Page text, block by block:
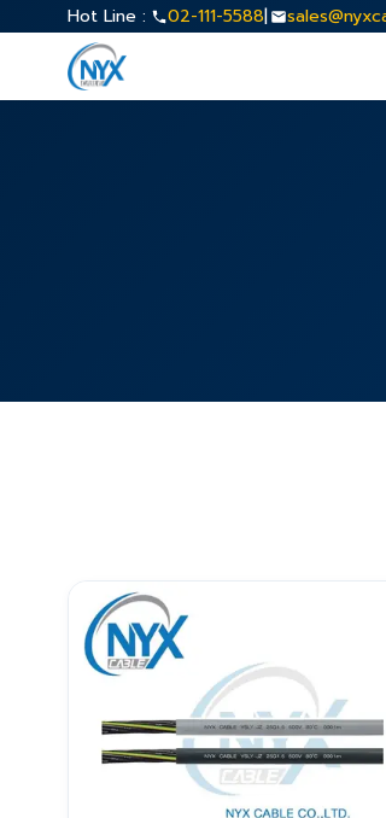
Hot Line : 02-111-5588|